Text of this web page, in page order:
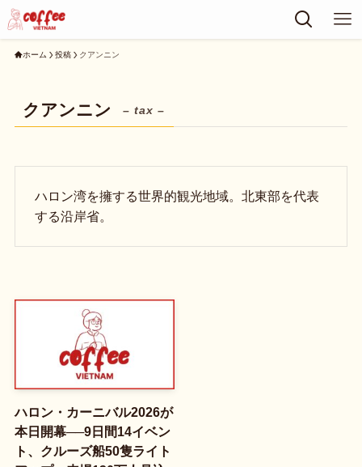
ホーム 投稿 クアンニン
クアンニン – tax –
ハロン湾を擁する世界的観光地域。北東部を代表
する沿岸省。
ハロン・カーニバル2026が
本日開幕──9日間14イベン
ト、クルーズ船50隻ライト